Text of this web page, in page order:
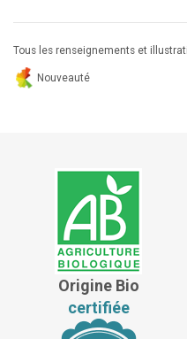
Tous les renseignements et
Nouveauté
Origine Bio
certifiée